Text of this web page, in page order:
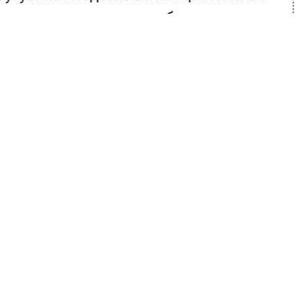
тревогу мирового сообщества.